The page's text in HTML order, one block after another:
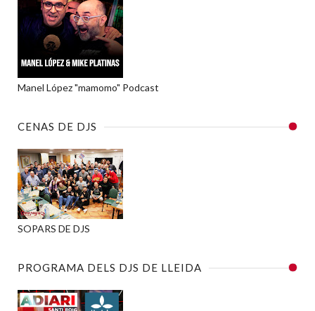
Manel López "mamomo" Podcast
CENAS DE DJS
SOPARS DE DJS
PROGRAMA DELS DJS DE LLEIDA